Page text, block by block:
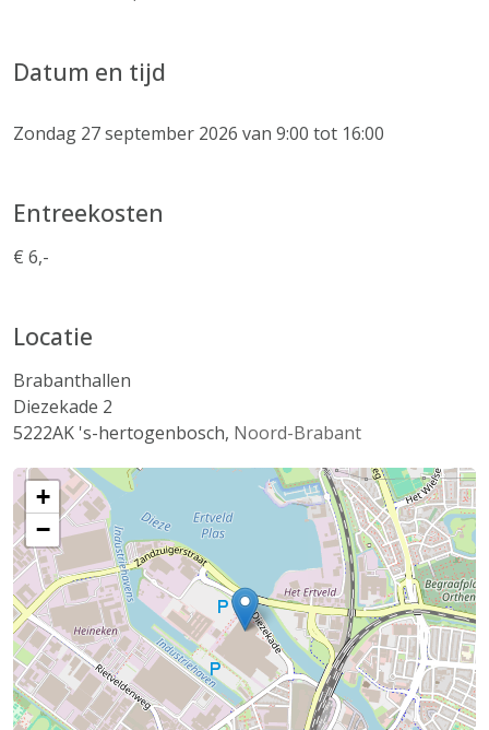
Datum en tijd
Zondag 27 september 2026 van 9:00 tot 16:00
Entreekosten
€ 6,-
Locatie
Brabanthallen
Diezekade 2
5222AK 's-hertogenbosch, Noord-Brabant
+
−